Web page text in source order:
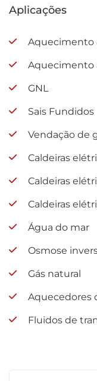
Aplicações
Aquecimento
Aquecimento
GNL
Sais Fundidos
Vendação de
Caldeiras
Caldeiras
Caldeiras
Água do mar
Osmose
Gás natural
Aquecedores
Fluidos de